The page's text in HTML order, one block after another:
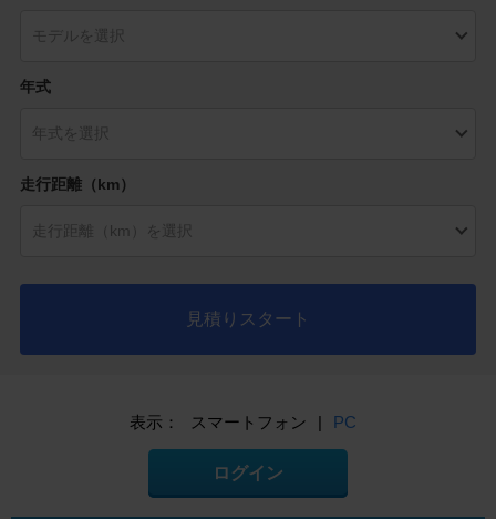
年式
走行距離（km）
見積りスタート
表示： スマートフォン PC
ログイン